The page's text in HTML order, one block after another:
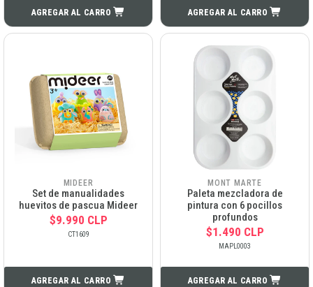
AGREGAR AL CARRO AGREGAR AL CARRO
MIDEER
Set de manualidades
huevitos de pascua Mideer
$9.990 CLP
CT1609
AGREGAR AL CARRO
MONT MARTE
Paleta mezcladora de
pintura con 6 pocillos
profundos
$1.490 CLP
MAPL0003
AGREGAR AL CARRO